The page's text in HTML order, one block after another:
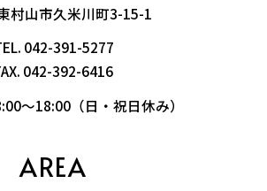
村山市久米川町3-15-1
042-391-5277
042-392-6416
～18:00（日・祝日休み）
AREA